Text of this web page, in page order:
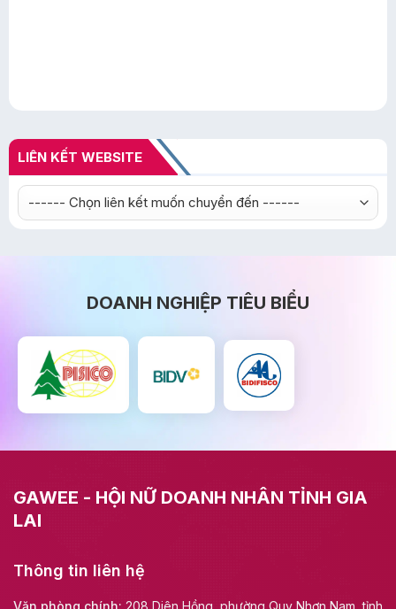
LIÊN KẾT WEBSITE
DOANH NGHIỆP TIÊU BIỂU
GAWEE - HỘI NỮ DOANH NHÂN TỈNH GIA
LAI
Thông tin liên hệ